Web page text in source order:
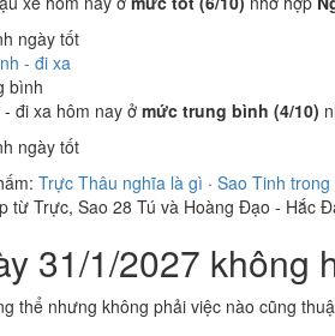
ngày tốt
- đi xa
bình
đi xa hôm nay ởmức trung bình (4/10)
ngày tốt
Trực Thâu nghĩa là gì · Sao Tinh trong
từ Trực, Sao 28 Tú và Hoàng Đạo - Hắc
31/1/2027 không
thể nhưng không phải việc nào cũng